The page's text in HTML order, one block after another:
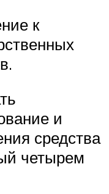
к
и
средства
четырем